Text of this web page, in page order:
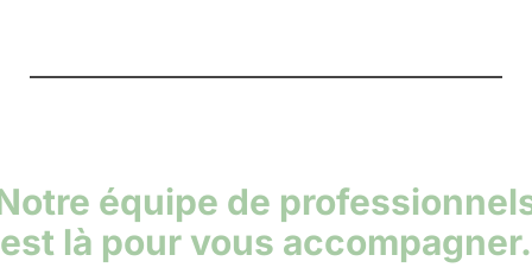
équipe de
est là pour vous accompagner.